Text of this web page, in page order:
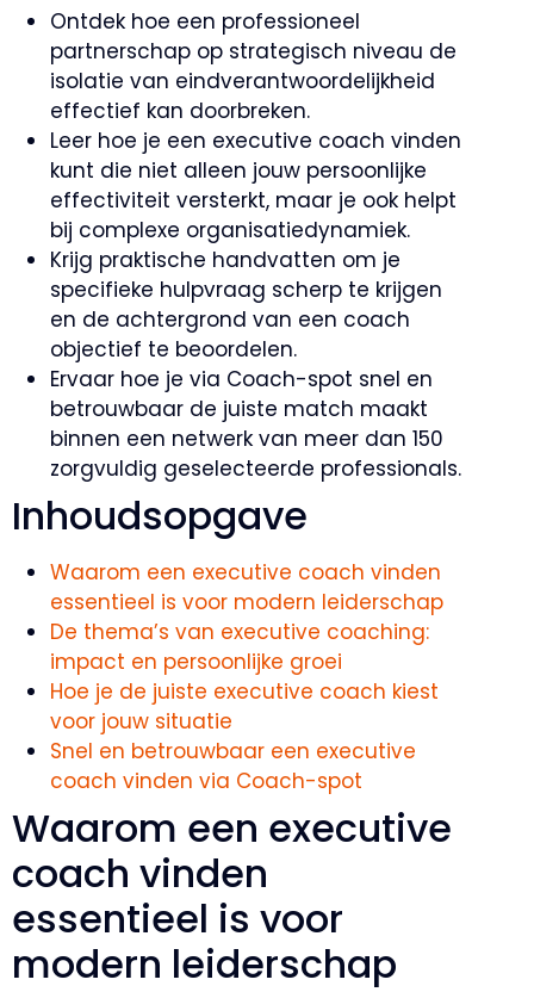
Ontdek hoe een professioneel
partnerschap op strategisch niveau de
isolatie van eindverantwoordelijkheid
effectief kan doorbreken.
Leer hoe je een executive coach vinden
kunt die niet alleen jouw persoonlijke
effectiviteit versterkt, maar je ook helpt
bij complexe organisatiedynamiek.
Krijg praktische handvatten om je
specifieke hulpvraag scherp te krijgen
en de achtergrond van een coach
objectief te beoordelen.
Ervaar hoe je via Coach-spot snel en
betrouwbaar de juiste match maakt
binnen een netwerk van meer dan 150
zorgvuldig geselecteerde professionals.
Inhoudsopgave
Waarom een executive coach vinden
essentieel is voor modern leiderschap
De thema’s van executive coaching:
impact en persoonlijke groei
Hoe je de juiste executive coach kiest
voor jouw situatie
Snel en betrouwbaar een executive
coach vinden via Coach-spot
Waarom een executive
coach vinden
essentieel is voor
modern leiderschap